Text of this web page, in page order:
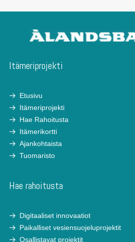
Itämeriprojekti
Etusivu
Itämeriprojekti
Hae Rahoitusta
Itämerikortti
Ajankohtaista
Tuomaristo
Hae rahoitusta
Digitaaliset innovaatiot
Paikalliset vesiensuojeluprojektit
Osallistavat projektit